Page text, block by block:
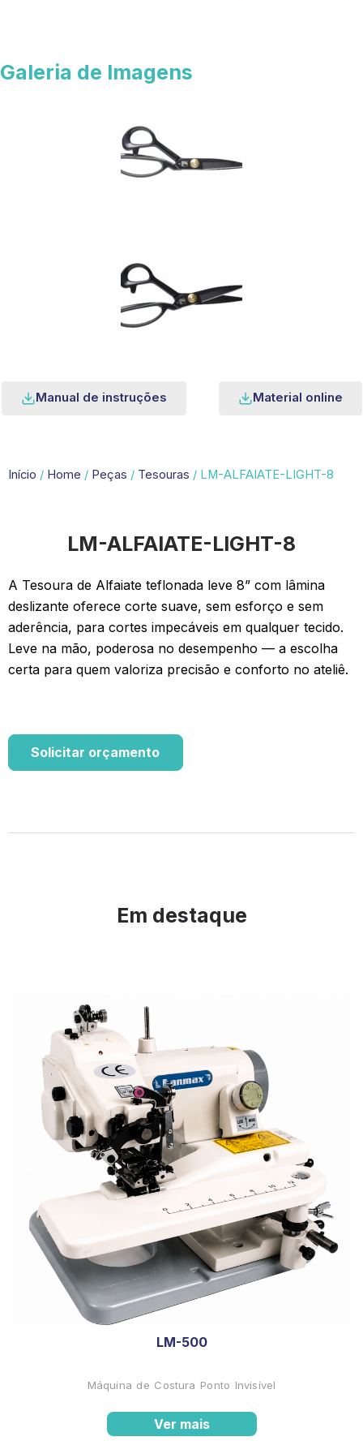
Galeria de Imagens
Manual de instruções Material online
Início / Home / Peças / Tesouras / LM-ALFAIATE-LIGHT-8
LM-ALFAIATE-LIGHT-8
A Tesoura de Alfaiate teflonada leve 8” com lâmina
deslizante oferece corte suave, sem esforço e sem
aderência, para cortes impecáveis em qualquer tecido.
Leve na mão, poderosa no desempenho — a escolha
certa para quem valoriza precisão e conforto no ateliê.
Solicitar orçamento
Em destaque
LM-500
Máquina de Costura Ponto Invisível
Ver mais